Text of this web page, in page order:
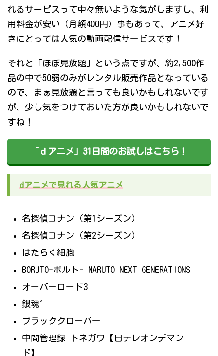
れるサービスって中々無いような気がしますし、利
用料金が安い（月額400円）事もあって、アニメ好
きにとっては人気の動画配信サービスです！
それと「ほぼ見放題」という点ですが、約2,500作
品の中で50弱のみがレンタル販売作品となっている
ので、まぁ見放題と言っても良いかもしれないです
が、少し気をつけておいた方が良いかもしれないで
すね！
「ｄアニメ」31日間のお試しはこちら！
dアニメで見れる人気アニメ
名探偵コナン（第1シーズン）
名探偵コナン（第2シーズン）
はたらく細胞
BORUTO-ボルト- NARUTO NEXT GENERATIONS
オーバーロード3
銀魂゜
ブラッククローバー
中間管理録 トネガワ【日テレオンデマン
ド】